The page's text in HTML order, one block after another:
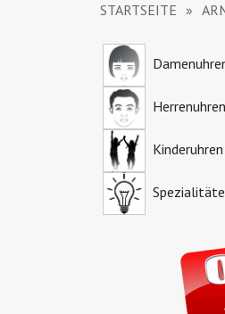
STARTSEITE
Herrenuhren
Kinderuhren